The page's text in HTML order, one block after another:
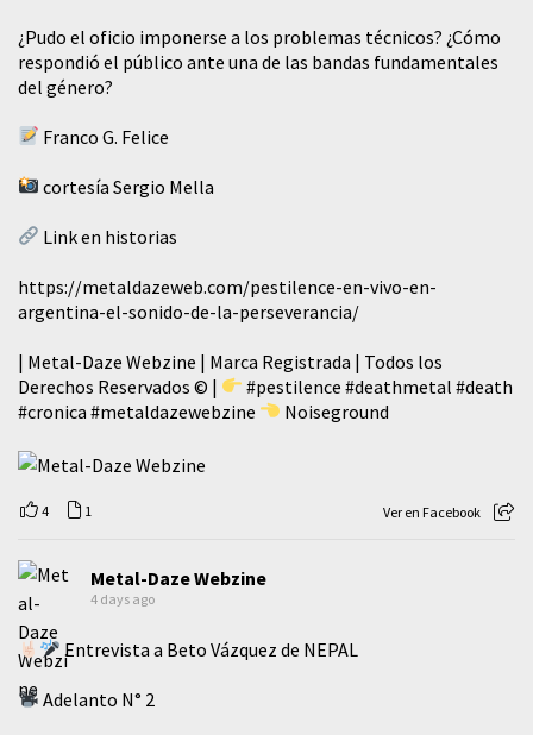
¿Pudo el oficio imponerse a los problemas técnicos? ¿Cómo
respondió el público ante una de las bandas fundamentales
del género?
Franco G. Felice
cortesía Sergio Mella
Link en historias
https://metaldazeweb.com/pestilence-en-vivo-en-
argentina-el-sonido-de-la-perseverancia/
| Metal-Daze Webzine | Marca Registrada | Todos los
Derechos Reservados © |
#pestilence #deathmetal #death
#cronica #metaldazewebzine Noiseground
4 1 Ver en Facebook
Metal-Daze Webzine
4 days ago
Entrevista a Beto Vázquez de NEPAL
Adelanto N° 2